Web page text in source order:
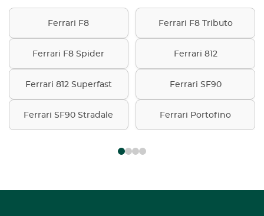
Ferrari F8 Ferrari F8 Tributo
Ferrari F8 Spider Ferrari 812
Ferrari 812 Superfast Ferrari SF90
Ferrari SF90 Stradale Ferrari Portofino